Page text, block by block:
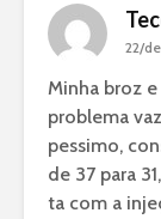
22/
Minha broz
problema
pessimo,
de 37 para
ta com a